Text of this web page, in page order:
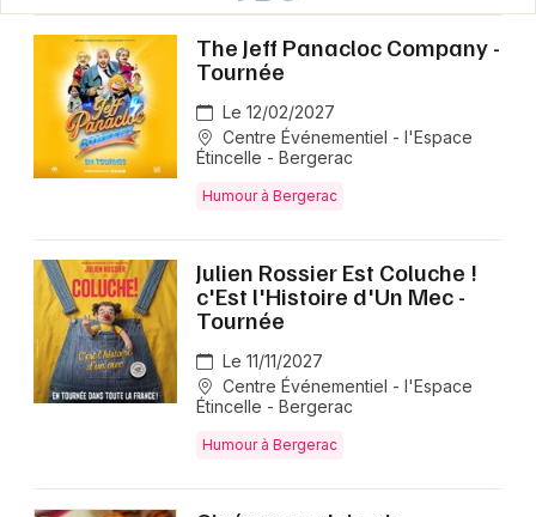
The Jeff Panacloc Company -
Tournée
Le 12/02/2027
Centre Événementiel - l'Espace
Étincelle - Bergerac
Humour à Bergerac
Julien Rossier Est Coluche !
c'Est l'Histoire d'Un Mec -
Tournée
Le 11/11/2027
Centre Événementiel - l'Espace
Étincelle - Bergerac
Humour à Bergerac